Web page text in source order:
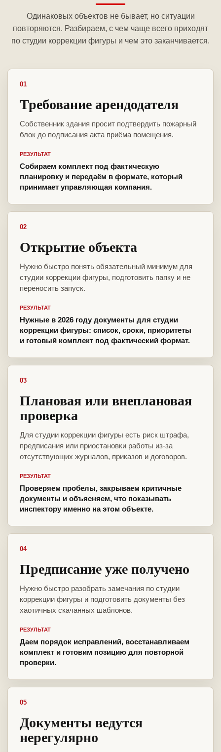
Одинаковых объектов не бывает, но ситуации
повторяются. Разбираем, с чем чаще всего приходят
по студии коррекции фигуры и чем это заканчивается.
01
Требование арендодателя
Собственник здания просит подтвердить пожарный
блок до подписания акта приёма помещения.
РЕЗУЛЬТАТ
Собираем комплект под фактическую
планировку и передаём в формате, который
принимает управляющая компания.
02
Открытие объекта
Нужно быстро понять обязательный минимум для
студии коррекции фигуры, подготовить папку и не
переносить запуск.
РЕЗУЛЬТАТ
Нужные в 2026 году документы для студии
коррекции фигуры: список, сроки, приоритеты
и готовый комплект под фактический формат.
03
Плановая или внеплановая
проверка
Для студии коррекции фигуры есть риск штрафа,
предписания или приостановки работы из-за
отсутствующих журналов, приказов и договоров.
РЕЗУЛЬТАТ
Проверяем пробелы, закрываем критичные
документы и объясняем, что показывать
инспектору именно на этом объекте.
04
Предписание уже получено
Нужно быстро разобрать замечания по студии
коррекции фигуры и подготовить документы без
хаотичных скачанных шаблонов.
РЕЗУЛЬТАТ
Даем порядок исправлений, восстанавливаем
комплект и готовим позицию для повторной
проверки.
05
Документы ведутся
нерегулярно